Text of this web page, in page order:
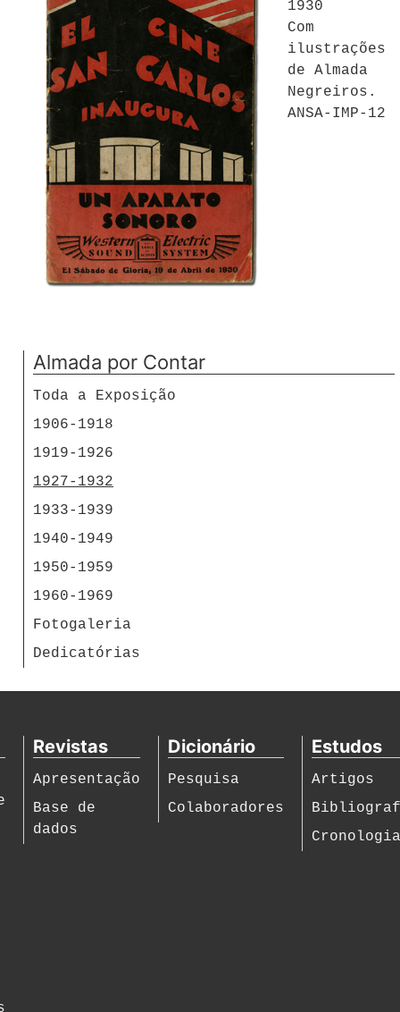
1930
Com
ilustrações
de Almada
Negreiros.
ANSA-IMP-12
Almada por Contar
Toda a Exposição
1906-1918
1919-1926
1927-1932
1933-1939
1940-1949
1950-1959
1960-1969
Fotogaleria
Dedicatórias
Revistas
Apresentação
Base de
dados
Dicionário
Pesquisa
Colaboradores
Estudos
Artigos